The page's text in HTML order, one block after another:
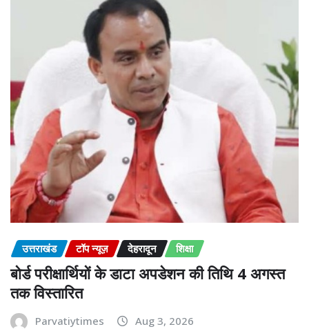
उत्तराखंड टॉप न्यूज़ देहरादून शिक्षा
बोर्ड परीक्षार्थियों के डाटा अपडेशन की तिथि 4 अगस्त
तक विस्तारित
Parvatiytimes Aug 3, 2026